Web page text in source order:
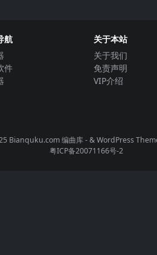
航
件
关于本站
关于我们
免责声明
VIP介绍
Bianquku.com编曲库- & WordPress
粤ICP备20071166号-2